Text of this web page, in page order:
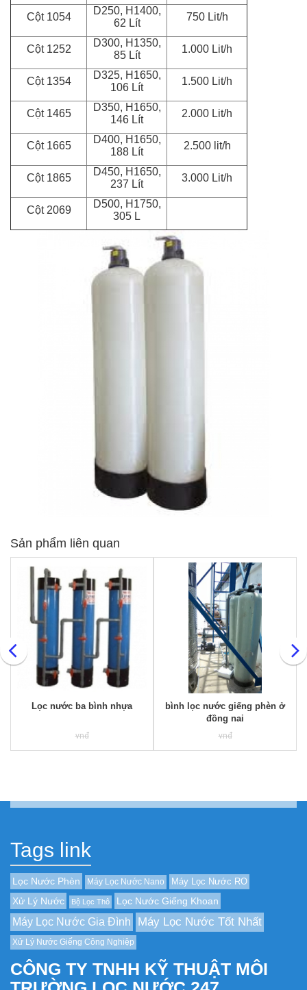
Cột 1054
D250, H1400,
62 Lít
750 Lit/h
Cột 1252
D300, H1350,
85 Lít
1.000 Lit/h
Cột 1354
D325, H1650,
106 Lít
1.500 Lit/h
Cột 1465
D350, H1650,
146 Lít
2.000 Lit/h
Cột 1665
D400, H1650,
188 Lít
2.500 lit/h
Cột 1865
D450, H1650,
237 Lít
3.000 Lit/h
Cột 2069
D500, H1750,
305 L
Sản phẩm liên quan
Lọc nước ba bình nhựa
Regular
price
vnđ
bình lọc nước giếng phèn ở
đồng nai
Regular
price
vnđ
Tags link
Lọc Nước Phèn Máy Lọc Nước Nano Máy Lọc Nước RO
Xử Lý Nước Bộ Lọc Thô Lọc Nước Giếng Khoan
Máy Lọc Nước Gia Đình Máy Lọc Nước Tốt Nhất
Xử Lý Nước Giếng Công Nghiệp
CÔNG TY TNHH KỸ THUẬT MÔI